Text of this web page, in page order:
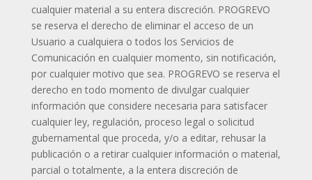
cualquier material a su entera discreción. PROGREVO
se reserva el derecho de eliminar el acceso de un
Usuario a cualquiera o todos los Servicios de
Comunicación en cualquier momento, sin notificación,
por cualquier motivo que sea. PROGREVO se reserva el
derecho en todo momento de divulgar cualquier
información que considere necesaria para satisfacer
cualquier ley, regulación, proceso legal o solicitud
gubernamental que proceda, y/o a editar, rehusar la
publicación o a retirar cualquier información o material,
parcial o totalmente, a la entera discreción de